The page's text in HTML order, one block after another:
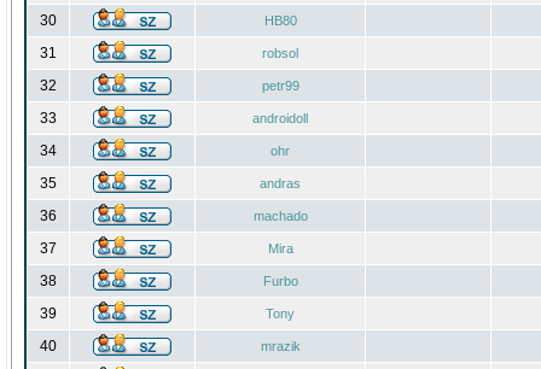
30 HB80
31 robsol
32 petr99
33 androidoll
34 ohr
35 andras
36 machado
37 Mira
38 Furbo
39 Tony
40 mrazik